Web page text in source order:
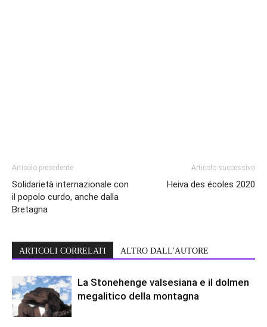
Articolo precedente
Solidarietà internazionale con
il popolo curdo, anche dalla
Bretagna
Articolo successivo
Heiva des écoles 2020
ARTICOLI CORRELATI ALTRO DALL'AUTORE
La Stonehenge valsesiana e il dolmen
megalitico della montagna